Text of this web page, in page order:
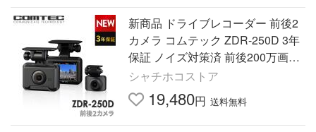
新商品 ドライブレコーダー 前後2
カメラ コムテック ZDR-250D 3年
保証 ノイズ対策済 前後200万画素
フルHD高画質 常時 衝撃録画 GPS
搭載 駐車監視対応 2.0インチ
シャチホコストア
19,480円 送料無料